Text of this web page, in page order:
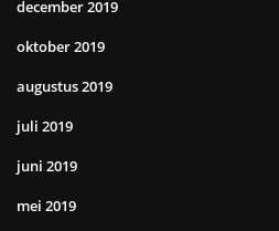
december 2019
oktober 2019
augustus 2019
juli 2019
juni 2019
mei 2019